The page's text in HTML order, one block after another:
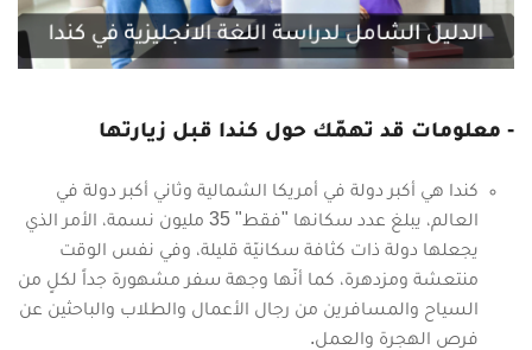
- معلومات قد تهمّك حول كندا قبل زيارتها
كندا هي أكبر دولة في أمريكا الشمالية وثاني أكبر دولة في
العالم، يبلغ عدد سكانها "فقط" 35 مليون نسمة، الأمر الذي
يجعلها دولة ذات كثافة سكانيّة قليلة، وفي نفس الوقت
منتعشة ومزدهرة، كما أنّها وجهة سفر مشهورة جداً لكلٍ من
السياح والمسافرين من رجال الأعمال والطلاب والباحثين عن
فرص الهجرة والعمل.